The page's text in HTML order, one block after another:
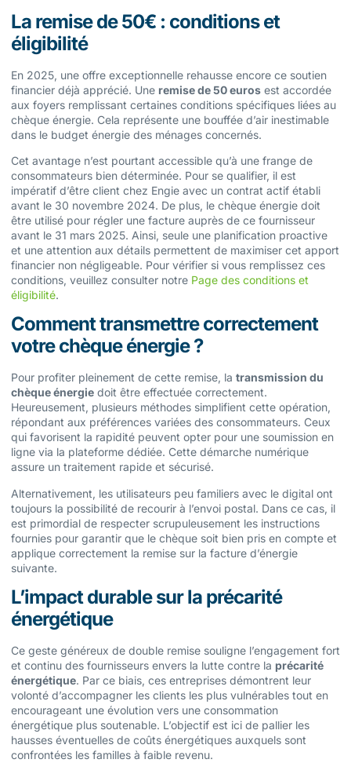
La remise de 50€ : conditions et
éligibilité
En 2025, une offre exceptionnelle rehausse encore ce soutien
financier déjà apprécié. Une remise de 50 euros est accordée
aux foyers remplissant certaines conditions spécifiques liées au
chèque énergie. Cela représente une bouffée d’air inestimable
dans le budget énergie des ménages concernés.
Cet avantage n’est pourtant accessible qu’à une frange de
consommateurs bien déterminée. Pour se qualifier, il est
impératif d’être client chez Engie avec un contrat actif établi
avant le 30 novembre 2024. De plus, le chèque énergie doit
être utilisé pour régler une facture auprès de ce fournisseur
avant le 31 mars 2025. Ainsi, seule une planification proactive
et une attention aux détails permettent de maximiser cet apport
financier non négligeable. Pour vérifier si vous remplissez ces
conditions, veuillez consulter notre Page des conditions et
éligibilité.
Comment transmettre correctement
votre chèque énergie ?
Pour profiter pleinement de cette remise, la transmission du
chèque énergie doit être effectuée correctement.
Heureusement, plusieurs méthodes simplifient cette opération,
répondant aux préférences variées des consommateurs. Ceux
qui favorisent la rapidité peuvent opter pour une soumission en
ligne via la plateforme dédiée. Cette démarche numérique
assure un traitement rapide et sécurisé.
Alternativement, les utilisateurs peu familiers avec le digital ont
toujours la possibilité de recourir à l’envoi postal. Dans ce cas, il
est primordial de respecter scrupuleusement les instructions
fournies pour garantir que le chèque soit bien pris en compte et
applique correctement la remise sur la facture d’énergie
suivante.
L’impact durable sur la précarité
énergétique
Ce geste généreux de double remise souligne l’engagement fort
et continu des fournisseurs envers la lutte contre la précarité
énergétique. Par ce biais, ces entreprises démontrent leur
volonté d’accompagner les clients les plus vulnérables tout en
encourageant une évolution vers une consommation
énergétique plus soutenable. L’objectif est ici de pallier les
hausses éventuelles de coûts énergétiques auxquels sont
confrontées les familles à faible revenu.